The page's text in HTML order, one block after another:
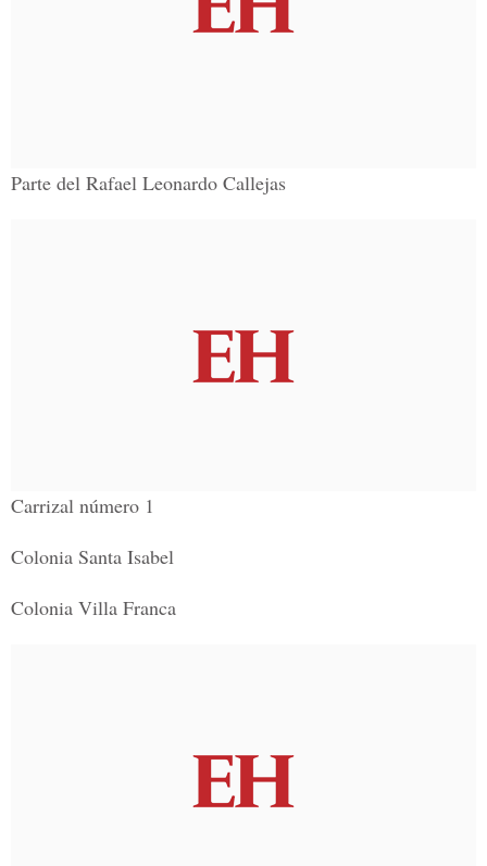
Parte del Rafael Leonardo Callejas
Carrizal número 1
Colonia Santa Isabel
Colonia Villa Franca